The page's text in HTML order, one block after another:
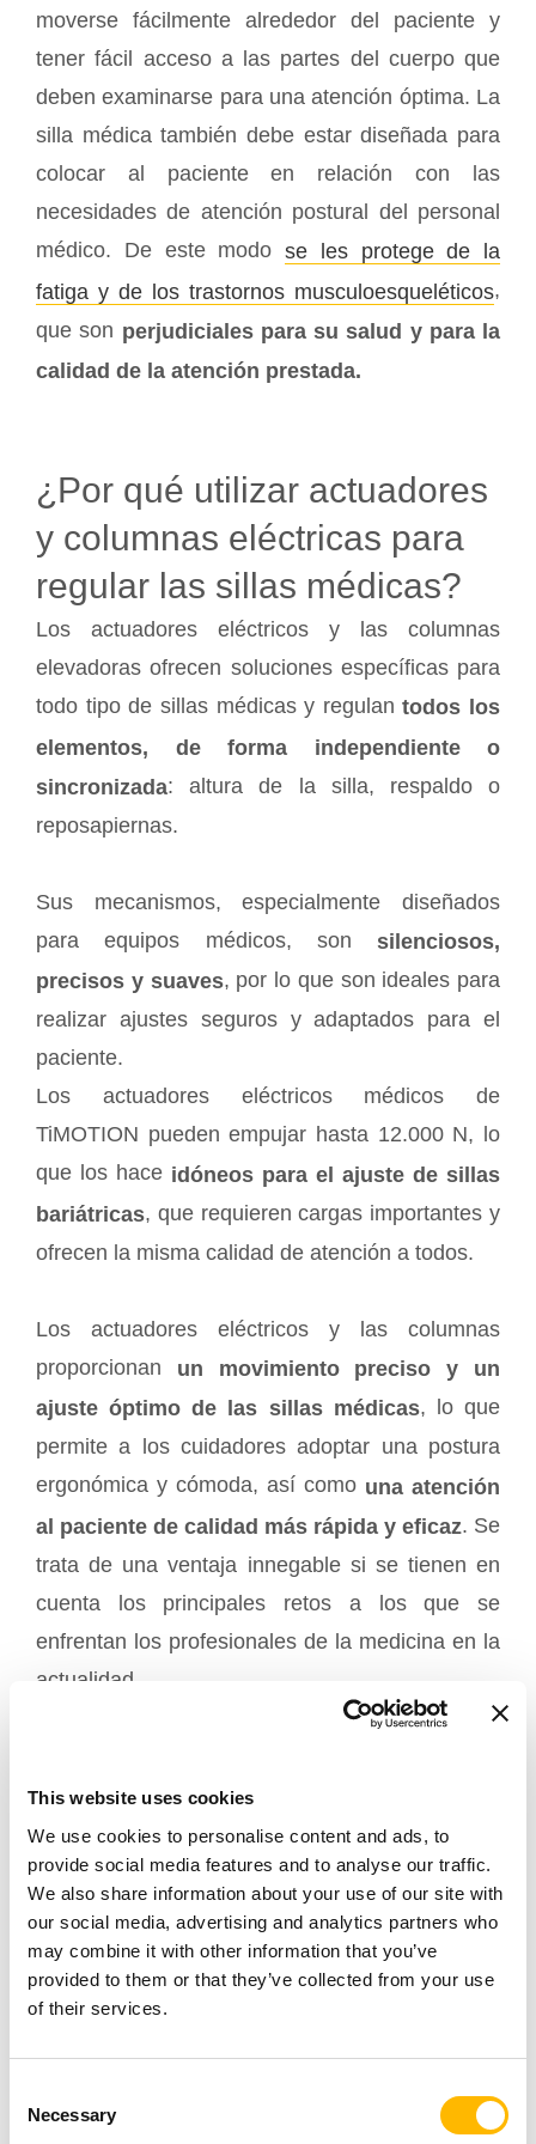
This website uses cookies
We use cookies to personalise content and ads, to
provide social media features and to analyse our traffic.
We also share information about your use of our site with
our social media, advertising and analytics partners who
may combine it with other information that you’ve
provided to them or that they’ve collected from your use
of their services.
Selection
Necessary
moverse fácilmente alrededor del paciente y
tener fácil acceso a las partes del cuerpo que
deben examinarse para una atención óptima. La
silla médica también debe estar diseñada para
colocar al paciente en relación con las
necesidades de atención postural del personal
médico. De este modo se les protege de la
fatiga y de los trastornos musculoesqueléticos,
que son perjudiciales para su salud y para la
calidad de la atención prestada.
¿Por qué utilizar actuadores
y columnas eléctricas para
regular las sillas médicas?
Los actuadores eléctricos y las columnas
elevadoras ofrecen soluciones específicas para
todo tipo de sillas médicas y regulan todos los
elementos, de forma independiente o
sincronizada: altura de la silla, respaldo o
reposapiernas.
Sus mecanismos, especialmente diseñados
para equipos médicos, son silenciosos,
precisos y suaves, por lo que son ideales para
realizar ajustes seguros y adaptados para el
paciente.
Los actuadores eléctricos médicos de
TiMOTION pueden empujar hasta 12.000 N, lo
que los hace idóneos para el ajuste de sillas
bariátricas, que requieren cargas importantes y
ofrecen la misma calidad de atención a todos.
Los actuadores eléctricos y las columnas
proporcionan un movimiento preciso y un
ajuste óptimo de las sillas médicas, lo que
permite a los cuidadores adoptar una postura
ergonómica y cómoda, así como una atención
al paciente de calidad más rápida y eficaz. Se
trata de una ventaja innegable si se tienen en
cuenta los principales retos a los que se
enfrentan los profesionales de la medicina en la
actualidad.
especialmente diseñados para hacer frente a su
entorno. Pueden estar equipados con
clasificación de ingreso adicional
opcional para soportar la limpieza intensiva con
detergentes específicos del entorno médico.
control fáciles de usar, lo que le permite
beneficiarse de una
solución de ajuste